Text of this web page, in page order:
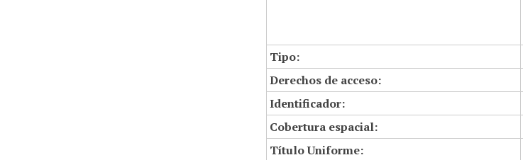
Tipo:
Derechos de acceso:
Identificador:
Cobertura espacial:
Título Uniforme: